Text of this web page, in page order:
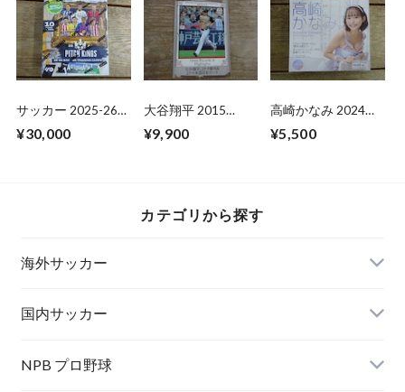
サッカー 2025-26
KINGS HOBBY
¥30,000
大谷翔平 2015
年9月7日
¥9,900
高崎かなみ 2024
BOX
¥5,500
カテゴリから探す
海外サッカー
国内サッカー
NPB プロ野球